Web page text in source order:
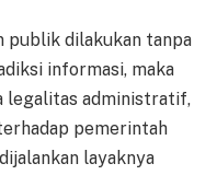
publik dilakukan tanpa
informasi, maka
legalitas administratif,
pemerintah
layaknya